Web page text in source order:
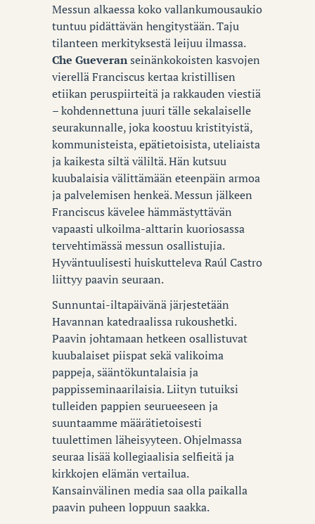
Messun alkaessa koko vallankumousaukio
tuntuu pidättävän hengitystään. Taju
tilanteen merkityksestä leijuu ilmassa.
Che Gueveranseinänkokoisten kasvojen
vierellä Franciscus kertaa kristillisen
etiikan peruspiirteitä ja rakkauden viestiä
– kohdennettuna juuri tälle sekalaiselle
seurakunnalle, joka koostuu kristityistä,
kommunisteista, epätietoisista, uteliaista
ja kaikesta siltä väliltä. Hän kutsuu
kuubalaisia välittämään eteenpäin armoa
ja palvelemisen henkeä. Messun jälkeen
Franciscus kävelee hämmästyttävän
vapaasti ulkoilma-alttarin kuoriosassa
tervehtimässä messun osallistujia.
Hyväntuulisesti huiskutteleva Raúl Castro
liittyy paavin seuraan.
Sunnuntai-iltapäivänä järjestetään
Havannan katedraalissa rukoushetki.
Paavin johtamaan hetkeen osallistuvat
kuubalaiset piispat sekä valikoima
pappeja, sääntökuntalaisia ja
pappisseminaarilaisia. Liityn tutuiksi
tulleiden pappien seurueeseen ja
suuntaamme määrätietoisesti
tuulettimen läheisyyteen. Ohjelmassa
seuraa lisää kollegiaalisia selfieitä ja
kirkkojen elämän vertailua.
Kansainvälinen media saa olla paikalla
paavin puheen loppuun saakka.